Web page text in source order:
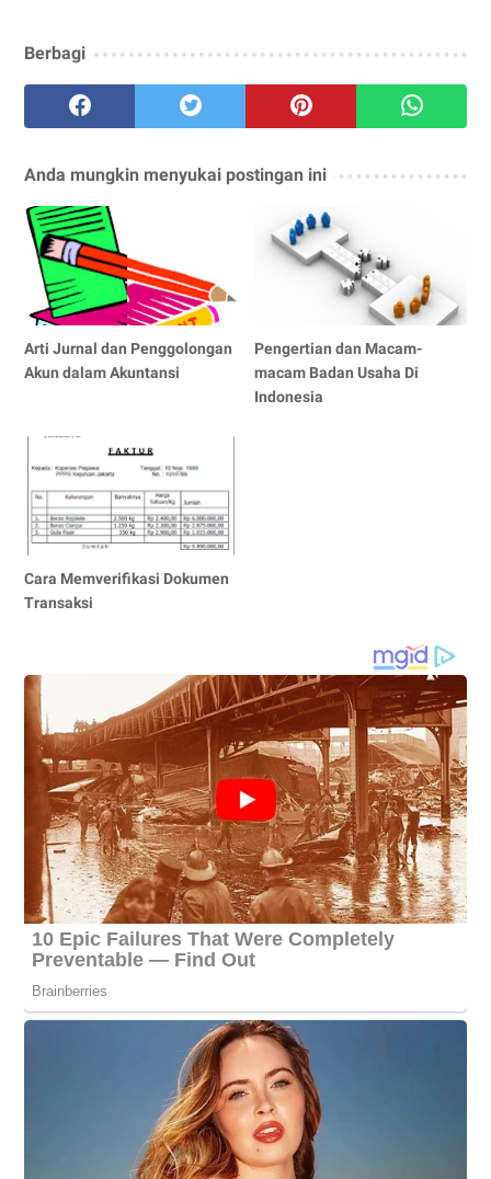
Berbagi
Anda mungkin menyukai postingan ini
Arti Jurnal dan Penggolongan
Akun dalam Akuntansi
Pengertian dan Macam-
macam Badan Usaha Di
Indonesia
Cara Memverifikasi Dokumen
Transaksi